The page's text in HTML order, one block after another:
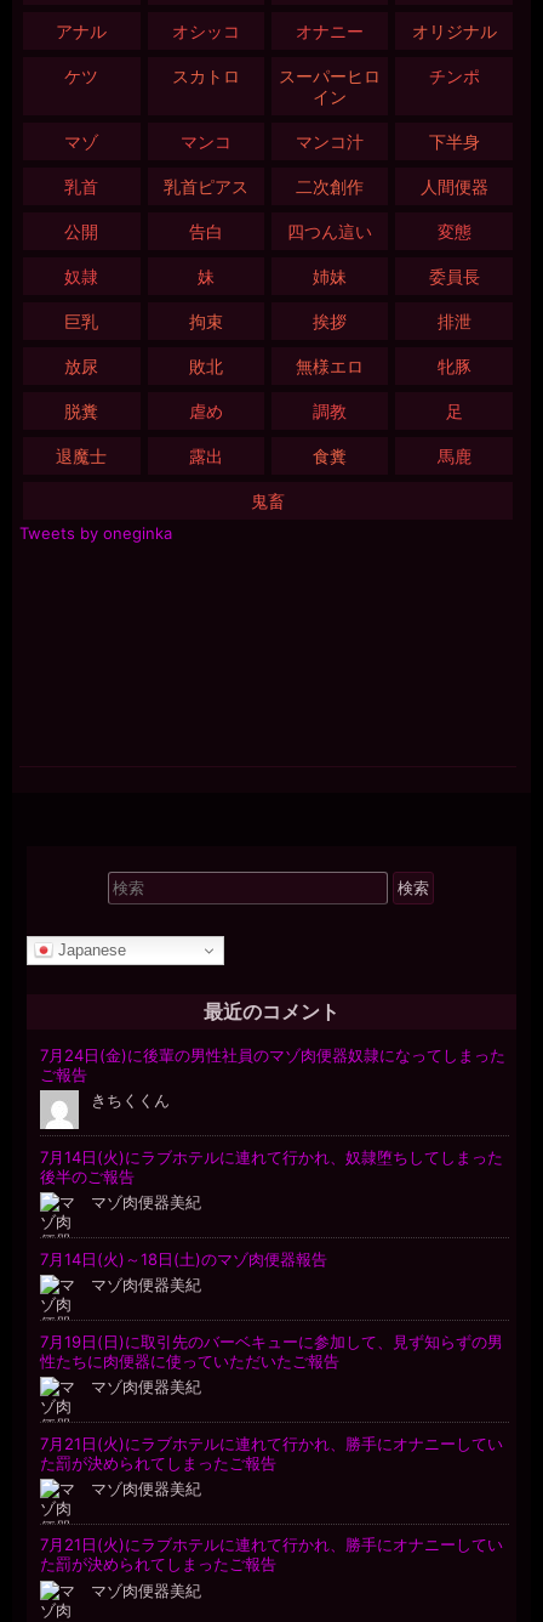
アナル オシッコ オナニー オリジナル
ケツ スカトロ
スーパーヒロ
イン
チンポ
マゾ マンコ マンコ汁 下半身
乳首 乳首ピアス 二次創作 人間便器
公開 告白 四つん這い 変態
奴隷 妹 姉妹 委員長
巨乳 拘束 挨拶 排泄
放尿 敗北 無様エロ 牝豚
脱糞 虐め 調教 足
退魔士 露出 食糞 馬鹿
鬼畜
Tweets by oneginka
検
索
象:
Japanese
最近のコメント